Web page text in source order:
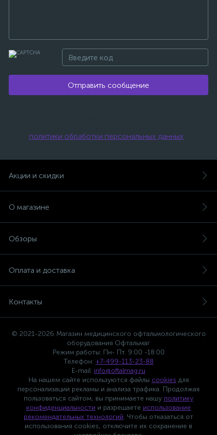
Отправить сообщение
политики обработки персональных данных
Акции и скидки
О магазине
Обзоры
Оплата и доставка
Контакты
© 2021-2026 Магазин медицинского офтальмологического
оборудования Офтальмаг
Режим работы: Пн- Пт. 9:00 -18:00
Телефон: +7-499-113-23-88
E-mail: info@oftalmag.ru
На нашем сайте используются файлы cookies для
персонализации рекламы и анализа трафика. Продолжая
пользоваться сайтом, вы принимаете нашу политику
конфиденциальности и разрешаете использование
рекомендательных технологий. Чтобы отказаться от
использования cookies, отключите их сохранение в